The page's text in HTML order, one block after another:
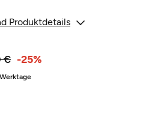
Produktdetails
€ -25%